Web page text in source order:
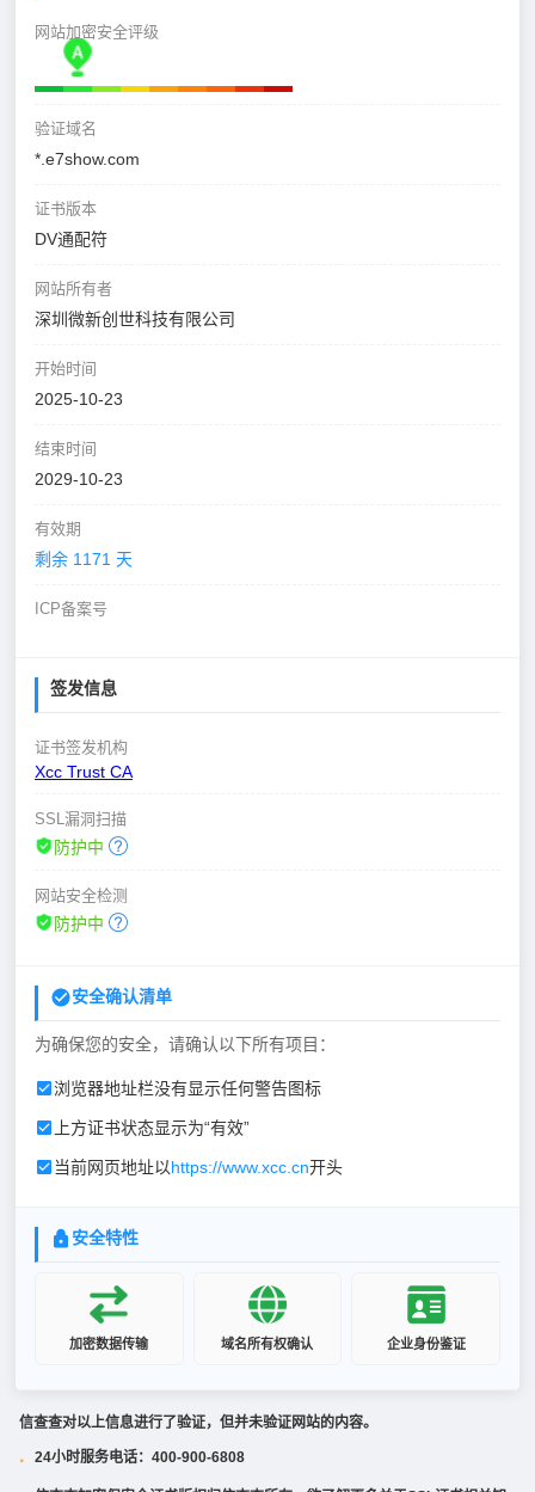
网站加密安全评级
验证域名
*.e7show.com
证书版本
DV通配符
网站所有者
深圳微新创世科技有限公司
开始时间
2025-10-23
结束时间
2029-10-23
有效期
剩余 1171 天
ICP备案号
签发信息
证书签发机构
Xcc Trust CA
SSL漏洞扫描
防护中
网站安全检测
防护中
安全确认清单
为确保您的安全，请确认以下所有项目：
浏览器地址栏没有显示任何警告图标
上方证书状态显示为“有效”
当前网页地址以https://www.xcc.cn开头
安全特性
加密数据传输 域名所有权确认 企业身份鉴证
信查查对以上信息进行了验证，但并未验证网站的内容。
· 24小时服务电话：400-900-6808